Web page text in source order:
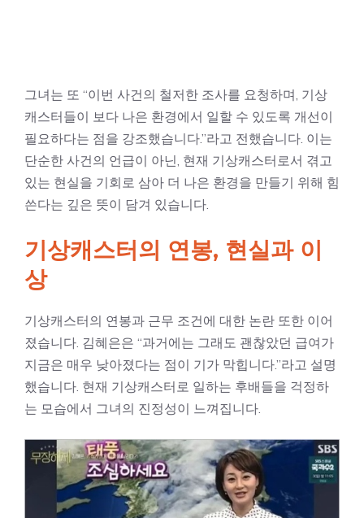
그녀는 또 “이번 사건의 철저한 조사를 요청하며, 기상
캐스터들이 보다 나은 환경에서 일할 수 있도록 개선이
필요하다는 점을 강조했습니다.”라고 전했습니다. 이는
단순한 사건의 언급이 아닌, 현재 기상캐스터로서 겪고
있는 현실을 기회로 삼아 더 나은 환경을 만들기 위해 힘
쓴다는 깊은 뜻이 담겨 있습니다.
기상캐스터의 연봉, 현실과 이
상
기상캐스터의 연봉과 근무 조건에 대한 논란 또한 이어
졌습니다. 김혜은은 “과거에는 그래도 괜찮았던 급여가
지금은 매우 낮아졌다는 점이 기가 막힙니다.”라고 설명
했습니다. 현재 기상캐스터로 일하는 후배들을 걱정하
는 모습에서 그녀의 진정성이 느껴집니다.